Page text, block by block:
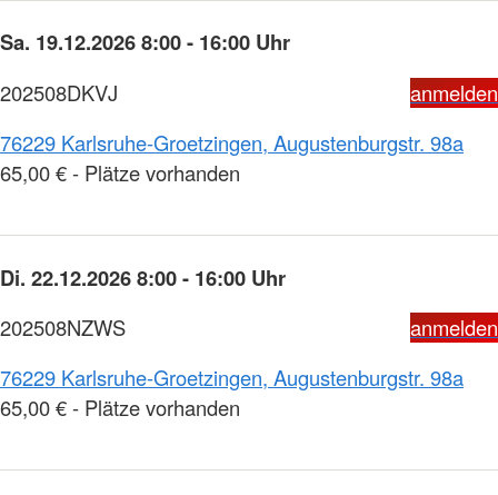
Sa. 19.12.2026 8:00 - 16:00 Uhr
202508DKVJ
anmelden
76229 Karlsruhe-Groetzingen, Augustenburgstr. 98a
65,00 € - Plätze vorhanden
Di. 22.12.2026 8:00 - 16:00 Uhr
202508NZWS
anmelden
76229 Karlsruhe-Groetzingen, Augustenburgstr. 98a
65,00 € - Plätze vorhanden